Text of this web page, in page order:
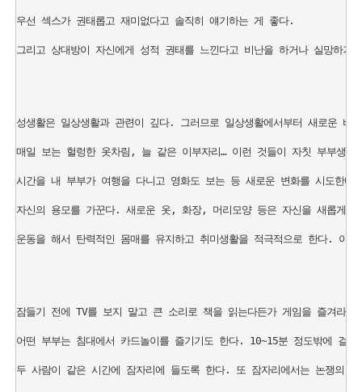
우선 섹스가 권태롭고 재미없다고 솔직히 얘기하는 게 좋다.
그리고 상대방이 자신에게 성적 권태를 느낀다고 비난을 하거나 실망하
성생활은 일상생활과 관련이 깊다. 그러므로 일상생활에서부터 새로운
매일 보는 헐렁한 옷차림, 늘 같은 이부자리… 이런 것들이 자칫 부부생활
시간을 내 부부가 여행을 다니고 영화도 보는 등 새로운 변화를 시도한
자신의 용모를 가꾼다. 새로운 옷, 화장, 머리모양 등은 자신을 새롭게
운동을 해서 탄력적인 몸매를 유지하고 취미생활을 적극적으로 한다. 이
잠들기 전에 TV를 보지 말고 큰 소리로 책을 읽는다든가 게임을 즐겨
어떤 부부는 침대에서 카드놀이를 즐기기도 한다. 10~15분 정도밖에 걸
두 사람이 같은 시간에 잠자리에 들도록 한다. 또 잠자리에서는 논쟁의